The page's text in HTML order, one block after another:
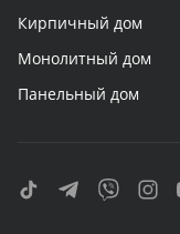
Кирпичный дом
Монолитный дом
Панельный дом